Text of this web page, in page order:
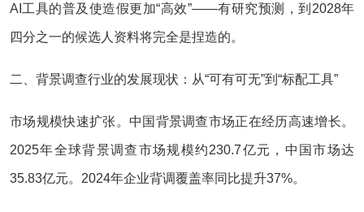
AI工具的普及使造假更加“高效”——有研究预测，到2028年
四分之一的候选人资料将完全是捏造的。
二、背景调查行业的发展现状：从“可有可无”到“标配工具”
市场规模快速扩张。中国背景调查市场正在经历高速增长。
2025年全球背景调查市场规模约230.7亿元，中国市场达
35.83亿元。2024年企业背调覆盖率同比提升37%。